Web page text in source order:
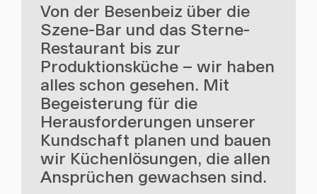
Von der Besenbeiz über die
Szene-Bar und das Sterne-
Restaurant bis zur
Produktionsküche – wir haben
alles schon gesehen. Mit
Begeisterung für die
Herausforderungen unserer
Kundschaft planen und bauen
wir Küchenlösungen, die allen
Ansprüchen gewachsen sind.